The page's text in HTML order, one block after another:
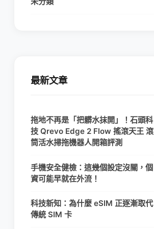
最新文章
拖地不再是「把髒水抹開」！石頭科
技 Qrevo Edge 2 Flow 搖滾天王 滾
筒活水掃拖機器人開箱評測
手機安全健檢：這幾個設定沒關，個
資可能早就在外流！
科技新知：為什麼 eSIM 正逐漸取代
傳統 SIM 卡